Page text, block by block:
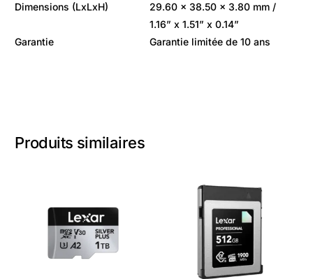
Dimensions (LxLxH)
29.60 x 38.50 x 3.80 mm /
1.16” x 1.51” x 0.14”
Garantie
Garantie limitée de 10 ans
Produits similaires